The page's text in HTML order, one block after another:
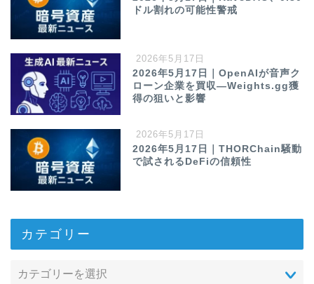
ドル割れの可能性警戒
2026年5月17日
2026年5月17日｜OpenAIが音声ク
ローン企業を買収—Weights.gg獲
得の狙いと影響
2026年5月17日
2026年5月17日｜THORChain騒動
で試されるDeFiの信頼性
カテゴリー